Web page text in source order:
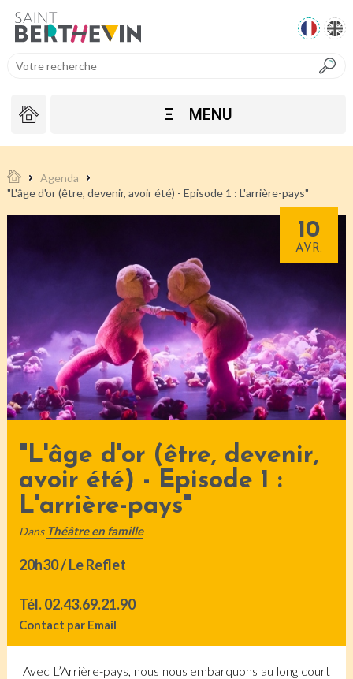
Ξ MENU
Agenda
"L'âge d'or (être, devenir, avoir été) - Episode 1 : L'arrière-pays"
10
AVR.
"L'âge d'or (être, devenir,
avoir été) - Episode 1 :
L'arrière-pays"
Dans Théâtre en famille
20h30 / Le Reflet
Tél.02.43.69.21.90
Contact par Email
Avec L’Arrière-pays, nous nous embarquons au long court